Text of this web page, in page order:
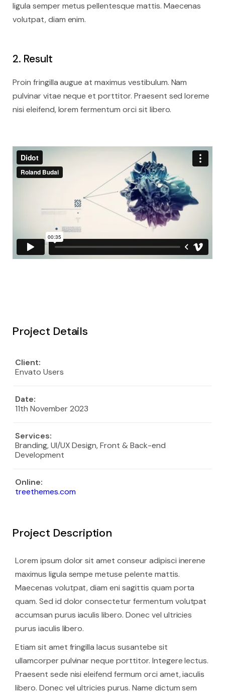
ligula semper metus pellentesque mattis. Maecenas
volutpat, diam enim.
2. Result
Proin fringilla augue at maximus vestibulum. Nam
pulvinar vitae neque et porttitor. Praesent sed loreme
nisi eleifend, lorem fermentum orci sit libero.
Project Details
Client:
Envato Users
Date:
11th November 2023
Services:
Branding, UI/UX Design, Front & Back-end
Development
Online:
treethemes.com
Project Description
Lorem ipsum dolor sit amet conseur adipisci inerene
maximus ligula sempe metuse pelente mattis.
Maecenas volutpat, diam eni sagittis quam porta
quam. Sed id dolor consectetur fermentum volutpat
accumsan purus iaculis libero. Donec vel ultricies
purus iaculis libero.
Etiam sit amet fringilla lacus susantebe sit
ullamcorper pulvinar neque porttitor. Integere lectus.
Praesent sede nisi eleifend fermum orci amet, iaculis
libero. Donec vel ultricies purus. Name dictum sem